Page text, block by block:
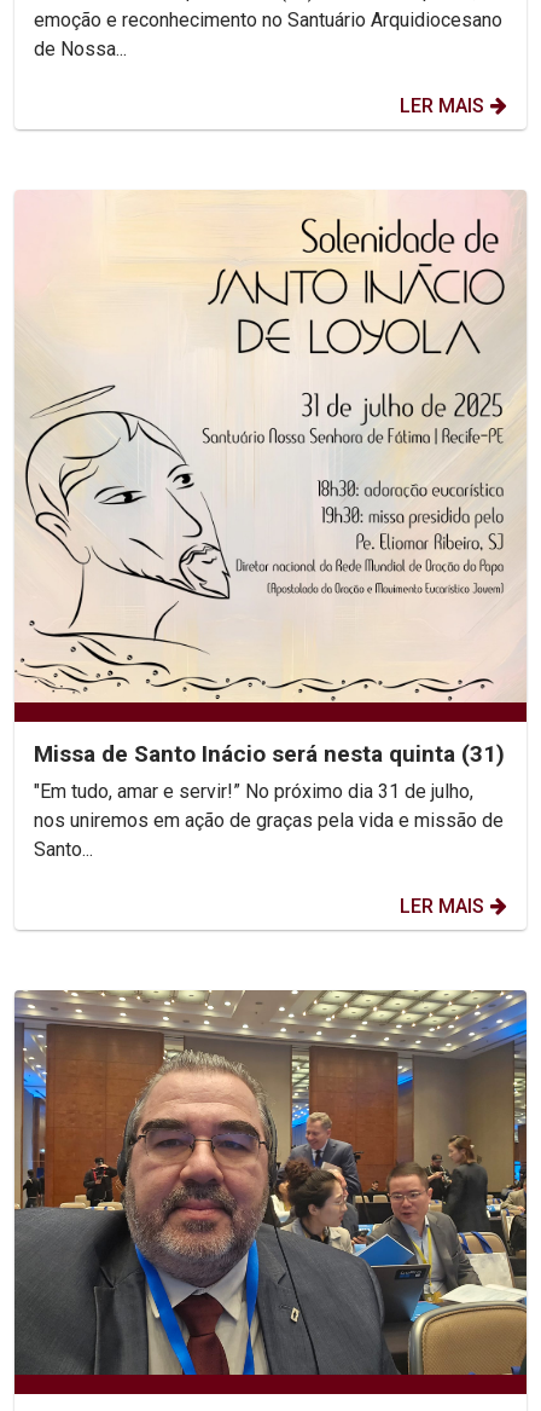
emoção e reconhecimento no Santuário Arquidiocesano
de Nossa...
LER MAIS
Missa de Santo Inácio será nesta quinta (31)
"Em tudo, amar e servir!” No próximo dia 31 de julho,
nos uniremos em ação de graças pela vida e missão de
Santo...
LER MAIS